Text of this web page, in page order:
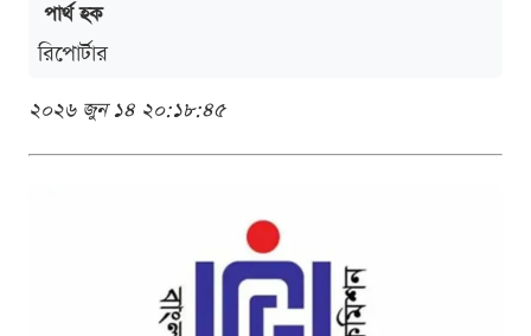
পার্থ হক
রিপোর্টার
২০২৬ জুন ১৪ ২০:১৮:৪৫